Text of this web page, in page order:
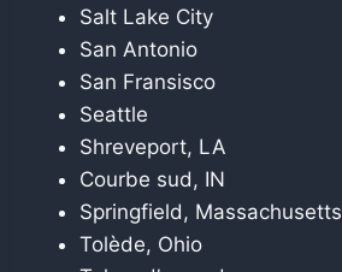
Salt Lake City
San Antonio
San Fransisco
Seattle
Shreveport, LA
Courbe sud, IN
Springfield, Massachusetts
Tolède, Ohio